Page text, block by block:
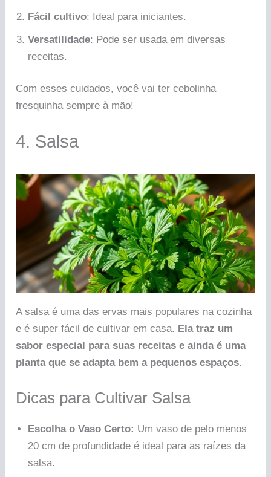
Fácil cultivo: Ideal para iniciantes.
Versatilidade: Pode ser usada em diversas
receitas.
Com esses cuidados, você vai ter cebolinha
fresquinha sempre à mão!
4. Salsa
A salsa é uma das ervas mais populares na cozinha
e é super fácil de cultivar em casa. Ela traz um
sabor especial para suas receitas e ainda é uma
planta que se adapta bem a pequenos espaços.
Dicas para Cultivar Salsa
Escolha o Vaso Certo: Um vaso de pelo menos
20 cm de profundidade é ideal para as raízes da
salsa.